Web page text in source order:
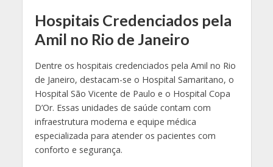
Hospitais Credenciados pela
Amil no Rio de Janeiro
Dentre os hospitais credenciados pela Amil no Rio
de Janeiro, destacam-se o Hospital Samaritano, o
Hospital São Vicente de Paulo e o Hospital Copa
D’Or. Essas unidades de saúde contam com
infraestrutura moderna e equipe médica
especializada para atender os pacientes com
conforto e segurança.